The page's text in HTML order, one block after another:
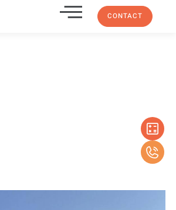
CONTACT
PERGOLA BIOCLIMATIQUE MARQUISES MODELE OPEN